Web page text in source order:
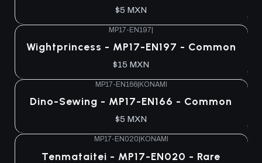
$5 MXN
MP17-EN197|
Wightprincess - MP17-EN197 - Common
$15 MXN
MP17-EN166| KONAMI
Dino-Sewing - MP17-EN166 - Common
$5 MXN
MP17-EN020 KONAMI
Tenmataitei - MP17-EN020 - Rare